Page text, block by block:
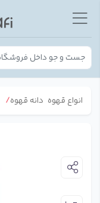
انواع قهوه دانه قهوه